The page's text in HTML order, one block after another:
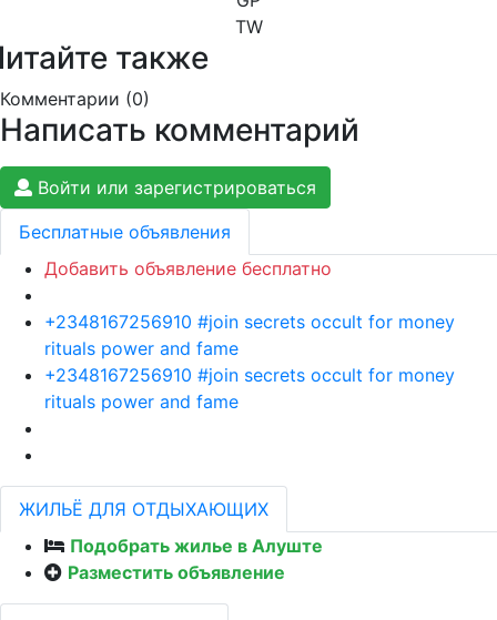
TW
также
Комментарии (0)
Написать комментарий
Войти или зарегистрироваться
Бесплатные объявления
Добавить объявление бесплатно
+2348167256910 #join secrets occult for money
rituals power and fame
+2348167256910 #join secrets occult for money
rituals power and fame
ЖИЛЬЁ ДЛЯ ОТДЫХАЮЩИХ
Подобрать жилье в Алуште
Разместить объявление